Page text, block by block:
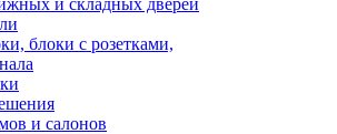
и складных дверей
блоки с розетками,
и салонов